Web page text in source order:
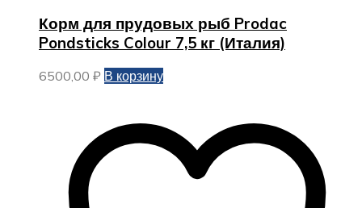
Корм для прудовых рыб Prodac
Pondsticks Colour 7,5 кг (Италия)
6500,00 ₽ В корзину